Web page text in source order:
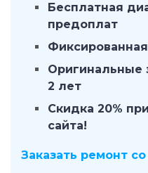
Бесплатная
предоплат
Оригинальные
2 лет
Скидка 20%
сайта!
Заказать ремонт